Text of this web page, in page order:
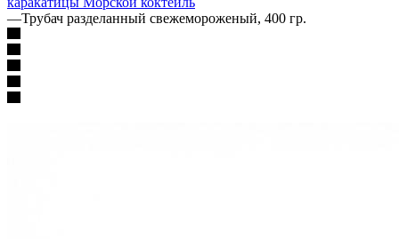
—Трубач разделанный свежемороженый, 400 гр.